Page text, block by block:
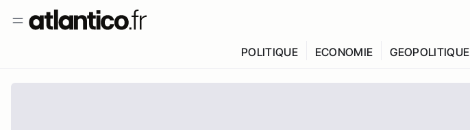
POLITIQUE ECONOMIE GEOPOLITIQUE